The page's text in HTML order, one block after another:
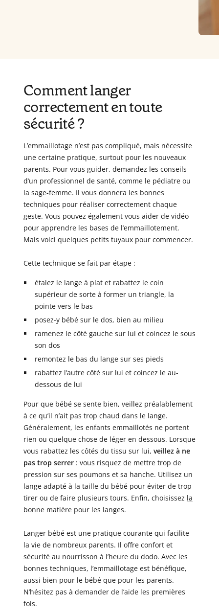
Comment langer
correctement en toute
sécurité ?
L’emmaillotage n’est pas compliqué, mais nécessite
une certaine pratique, surtout pour les nouveaux
parents. Pour vous guider, demandez les conseils
d’un professionnel de santé, comme le pédiatre ou
la sage-femme. Il vous donnera les bonnes
techniques pour réaliser correctement chaque
geste. Vous pouvez également vous aider de vidéo
pour apprendre les bases de l’emmaillotement.
Mais voici quelques petits tuyaux pour commencer.
Cette technique se fait par étape :
étalez le lange à plat et rabattez le coin
supérieur de sorte à former un triangle, la
pointe vers le bas
posez-y bébé sur le dos, bien au milieu
ramenez le côté gauche sur lui et coincez le sous
son dos
remontez le bas du lange sur ses pieds
rabattez l’autre côté sur lui et coincez le au-
dessous de lui
Pour que bébé se sente bien, veillez préalablement
à ce qu’il n’ait pas trop chaud dans le lange.
Généralement, les enfants emmaillotés ne portent
rien ou quelque chose de léger en dessous. Lorsque
vous rabattez les côtés du tissu sur lui, veillez à ne
pas trop serrer : vous risquez de mettre trop de
pression sur ses poumons et sa hanche. Utilisez un
lange adapté à la taille du bébé pour éviter de trop
tirer ou de faire plusieurs tours. Enfin, choisissez la
bonne matière pour les langes.
Langer bébé est une pratique courante qui facilite
la vie de nombreux parents. Il offre confort et
sécurité au nourrisson à l’heure du dodo. Avec les
bonnes techniques, l’emmaillotage est bénéfique,
aussi bien pour le bébé que pour les parents.
N’hésitez pas à demander de l’aide les premières
fois.